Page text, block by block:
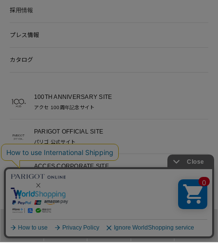
ブランド 閲覧履歴
採用情報
プレス情報
カタログ
100TH ANNIVERSARY SITE
アクセ 100周年記念サイト
PARIGOT OFFICIAL SITE
パリゴ 公式サイト
ACCES CORPORATE SITE
アクセ コーポレートサイト
ACCES RECRUITE SITE
アクセ採用サイト
PARIGOT 公式アプリ